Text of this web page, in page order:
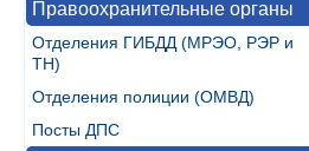
Правоохранительные органы
Отделения ГИБДД (МРЭО, РЭР и
ТН)
Отделения полиции (ОМВД)
Посты ДПС